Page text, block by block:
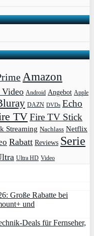
Amazon
Video Android Angebot Apple
DAZN DVDs Echo
TVFire TV Stick
Streaming Nachlass Netflix
Rabatt Reviews Serie
Ultra HD Video
Große Rabatte bei
und
Deals für Fernseher,